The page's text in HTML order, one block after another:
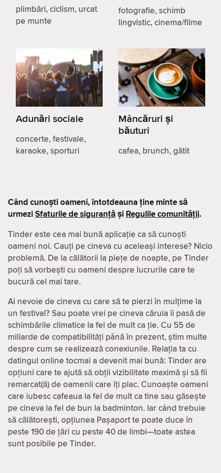
plimbări, ciclism, urcat
pe munte
fotografie, schimb
lingvistic, cinema/filme
Adunări sociale
concerte, festivale,
karaoke, sporturi
Mâncăruri și
băuturi
cafea, brunch, gătit
Când cunoști oameni, întotdeauna ține minte să
urmeziSfaturile de siguranțăși Regulile comunității.
Tinder este cea mai bună aplicație ca să cunoști
oameni noi. Cauți pe cineva cu aceleași interese? Nicio
problemă. De la călătorii la piețe de noapte, pe Tinder
poți să vorbești cu oameni despre lucrurile care te
bucură cel mai tare.
Ai nevoie de cineva cu care să te pierzi în mulțime la
un festival? Sau poate vrei pe cineva căruia îi pasă de
schimbările climatice la fel de mult ca ție. Cu 55 de
miliarde de compatibilităţi până în prezent, știm multe
despre cum se realizează conexiunile. Relația ta cu
datingul online tocmai a devenit mai bună: Tinder are
opțiuni care te ajută să obții vizibilitate maximă și să fii
remarcat(ă) de oamenii care îți plac. Cunoaște oameni
care iubesc cafeaua la fel de mult ca tine sau găsește
pe cineva la fel de bun la badminton. Iar când trebuie
să călătorești, opțiunea Pașaport te poate duce în
peste 190 de țări cu peste 40 de limbi—toate astea
sunt posibile pe Tinder.